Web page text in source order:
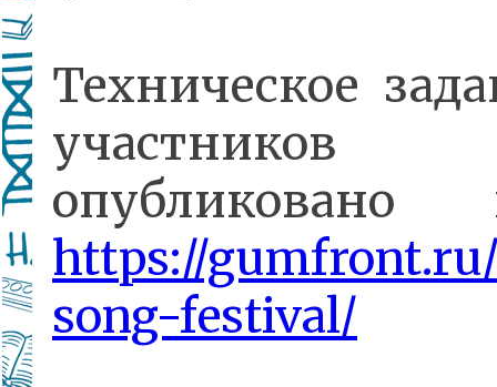
Техническое
участников
https://
song-festival/